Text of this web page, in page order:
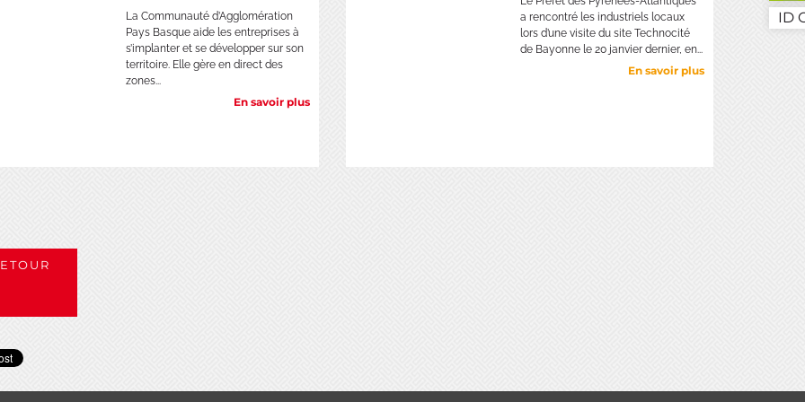
ID
La Communauté d’Agglomération
Pays Basque aide les entreprises à
s’implanter et se développer sur son
territoire. Elle gère en direct des
zones...
En savoir plus
a rencontré les industriels locaux
lors d’une visite du site Technocité
de Bayonne le 20 janvier dernier, en...
En savoir plus